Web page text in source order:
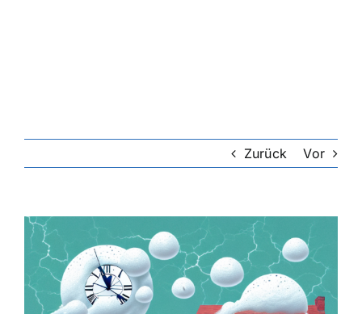
Lebensversicherung
Zurück Vor
Zeige
grösseres
Bild